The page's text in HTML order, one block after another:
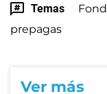
Temas
prepagas
Ver más